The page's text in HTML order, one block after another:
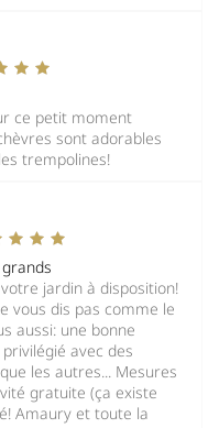
ce petit moment
sont adorables
trempolines!
jardin à disposition!
vous dis pas comme le
aussi: une bonne
avec des
les autres... Mesures
gratuite (ça existe
Amaury et toute la